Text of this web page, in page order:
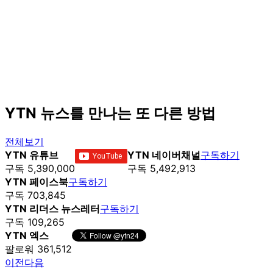
YTN 뉴스를 만나는 또 다른 방법
전체보기
YTN 유튜브
구독 5,390,000
YTN 네이버채널
구독 5,492,913
구독하기
YTN 페이스북
구독 703,845
구독하기
YTN 리더스 뉴스레터
구독 109,265
구독하기
YTN 엑스
팔로워 361,512
이전다음